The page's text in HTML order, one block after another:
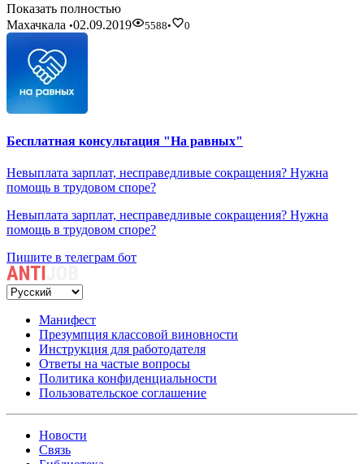
Показать полностью
Махачкала •02.09.2019 5588• 0
Бесплатная консультация "На равных"
Невыплата зарплат, несправедливые сокращения? Нужна
помощь в трудовом споре?
Невыплата зарплат, несправедливые сокращения? Нужна
помощь в трудовом споре?
Пишите в телеграм бот
Манифест
Презумпция классовой виновности
Инструкция для работодателя
Ответы на частые вопросы
Политика конфиденциальности
Пользовательское соглашение
Новости
Связь